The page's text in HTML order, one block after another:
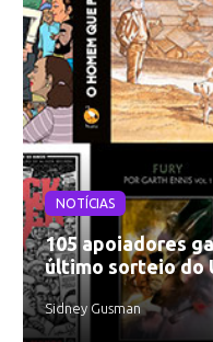
NOTÍCIAS
105 apoiadores
último sorteio do
Sidney Gusman